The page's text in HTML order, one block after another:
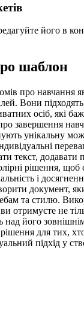
його в
шаблон
про навчання
Вони
осіб, які
завершення
унікальну
текст, додавати
рішення,
і
документ,
та стилю.
отримуєте не
над його
для тих,
підхід у